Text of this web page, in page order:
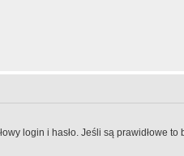
login i hasło. Jeśli są prawidłowe